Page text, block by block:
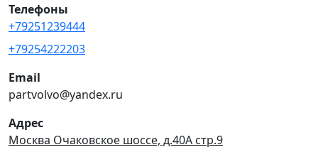
Телефоны
+79251239444
+79254222203
Email
partvolvo@yandex.ru
Адрес
Москва Очаковское шоссе, д.40А стр.9